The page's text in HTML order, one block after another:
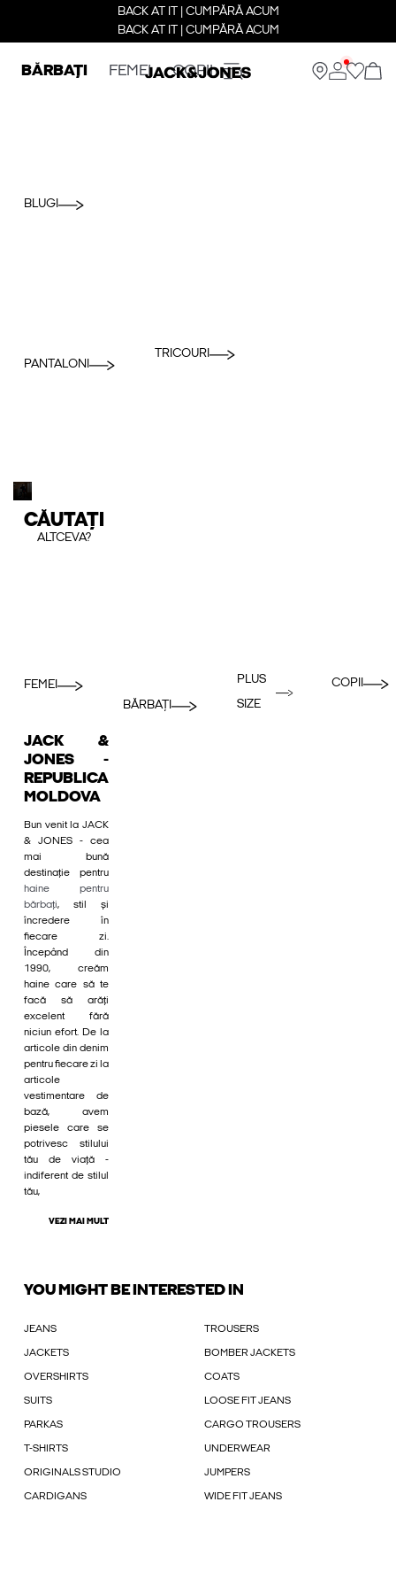
BACK AT IT | CUMPĂRĂ ACUM
BACK AT IT | CUMPĂRĂ ACUM
BĂRBAȚI FEMEI COPII
BLUGI
PANTALONI
TRICOURI
CĂUTAȚI
ALTCEVA?
FEMEI
BĂRBAȚI
PLUS
SIZE
COPII
JACK &
JONES -
REPUBLICA
MOLDOVA
Bun venit la JACK
& JONES - cea
mai bună
destinație pentru
haine pentru
bărbați, stil și
încredere în
fiecare zi.
Începând din
1990, creăm
haine care să te
facă să arăți
excelent fără
niciun efort. De la
articole din denim
pentru fiecare zi la
articole
vestimentare de
bază, avem
piesele care se
potrivesc stilului
tău de viață -
indiferent de stilul
tău,
VEZI MAI MULT
YOU MIGHT BE INTERESTED IN
JEANS TROUSERS
JACKETS BOMBER JACKETS
OVERSHIRTS COATS
SUITS LOOSE FIT JEANS
PARKAS CARGO TROUSERS
T-SHIRTS UNDERWEAR
ORIGINALS STUDIO JUMPERS
CARDIGANS WIDE FIT JEANS